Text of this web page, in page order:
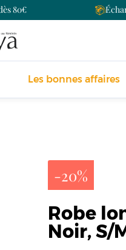
80
Les bonnes affaires
-20%
Robe
Noir, S/